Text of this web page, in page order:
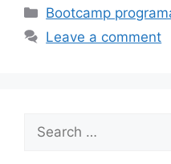
Categories
Bootcamp
Leave a comment
for: